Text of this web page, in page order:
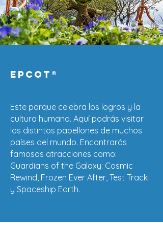
EPCOT ®
Este parque celebra los logros y la
cultura humana. Aquí podrás visitar
los distintos pabellones de muchos
países del mundo. Encontrarás
famosas atracciones como:
Guardians of the Galaxy: Cosmic
Rewind, Frozen Ever After, Test Track
y Spaceship Earth.